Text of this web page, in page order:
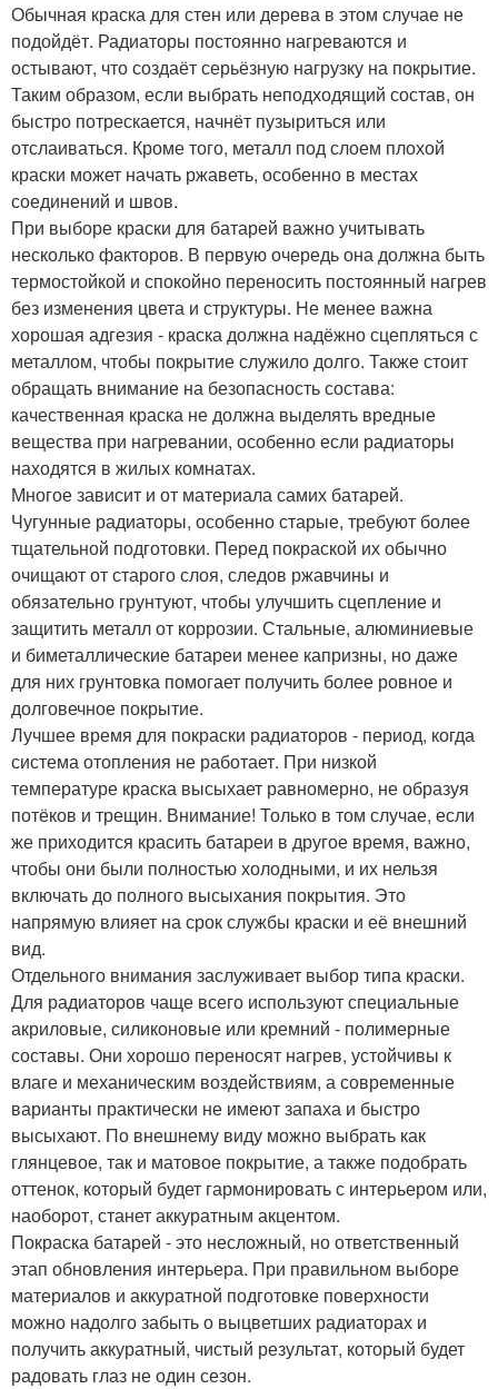
Обычная краска для стен или дерева в этом случае не
подойдёт. Радиаторы постоянно нагреваются и
остывают, что создаёт серьёзную нагрузку на покрытие.
Таким образом, если выбрать неподходящий состав, он
быстро потрескается, начнёт пузыриться или
отслаиваться. Кроме того, металл под слоем плохой
краски может начать ржаветь, особенно в местах
соединений и швов.
При выборе краски для батарей важно учитывать
несколько факторов. В первую очередь она должна быть
термостойкой и спокойно переносить постоянный нагрев
без изменения цвета и структуры. Не менее важна
хорошая адгезия - краска должна надёжно сцепляться с
металлом, чтобы покрытие служило долго. Также стоит
обращать внимание на безопасность состава:
качественная краска не должна выделять вредные
вещества при нагревании, особенно если радиаторы
находятся в жилых комнатах.
Многое зависит и от материала самих батарей.
Чугунные радиаторы, особенно старые, требуют более
тщательной подготовки. Перед покраской их обычно
очищают от старого слоя, следов ржавчины и
обязательно грунтуют, чтобы улучшить сцепление и
защитить металл от коррозии. Стальные, алюминиевые
и биметаллические батареи менее капризны, но даже
для них грунтовка помогает получить более ровное и
долговечное покрытие.
Лучшее время для покраски радиаторов - период, когда
система отопления не работает. При низкой
температуре краска высыхает равномерно, не образуя
потёков и трещин. Внимание! Только в том случае, если
же приходится красить батареи в другое время, важно,
чтобы они были полностью холодными, и их нельзя
включать до полного высыхания покрытия. Это
напрямую влияет на срок службы краски и её внешний
вид.
Отдельного внимания заслуживает выбор типа краски.
Для радиаторов чаще всего используют специальные
акриловые, силиконовые или кремний - полимерные
составы. Они хорошо переносят нагрев, устойчивы к
влаге и механическим воздействиям, а современные
варианты практически не имеют запаха и быстро
высыхают. По внешнему виду можно выбрать как
глянцевое, так и матовое покрытие, а также подобрать
оттенок, который будет гармонировать с интерьером или,
наоборот, станет аккуратным акцентом.
Покраска батарей - это несложный, но ответственный
этап обновления интерьера. При правильном выборе
материалов и аккуратной подготовке поверхности
можно надолго забыть о выцветших радиаторах и
получить аккуратный, чистый результат, который будет
радовать глаз не один сезон.